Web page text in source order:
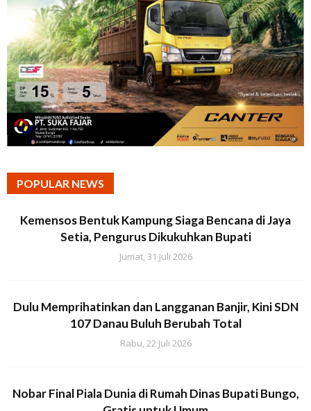
POPULAR NEWS
Kemensos Bentuk Kampung Siaga Bencana di Jaya
Setia, Pengurus Dikukuhkan Bupati
Jumat, 31 Juli 2026
Dulu Memprihatinkan dan Langganan Banjir, Kini SDN
107 Danau Buluh Berubah Total
Rabu, 22 Juli 2026
Nobar Final Piala Dunia di Rumah Dinas Bupati Bungo,